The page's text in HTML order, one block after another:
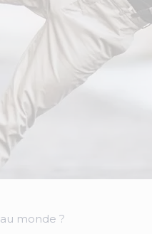
monde ?